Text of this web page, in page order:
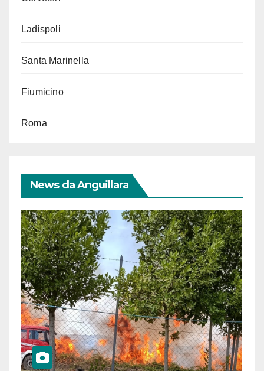
Ladispoli
Santa Marinella
Fiumicino
Roma
News da Anguillara